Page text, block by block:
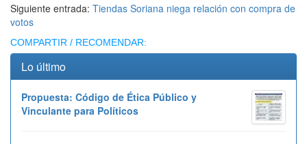
Siguiente entrada: Tiendas Soriana niega relación con compra de
votos
COMPARTIR / RECOMENDAR:
Lo último
Propuesta: Código de Ética Público y
Vinculante para Políticos